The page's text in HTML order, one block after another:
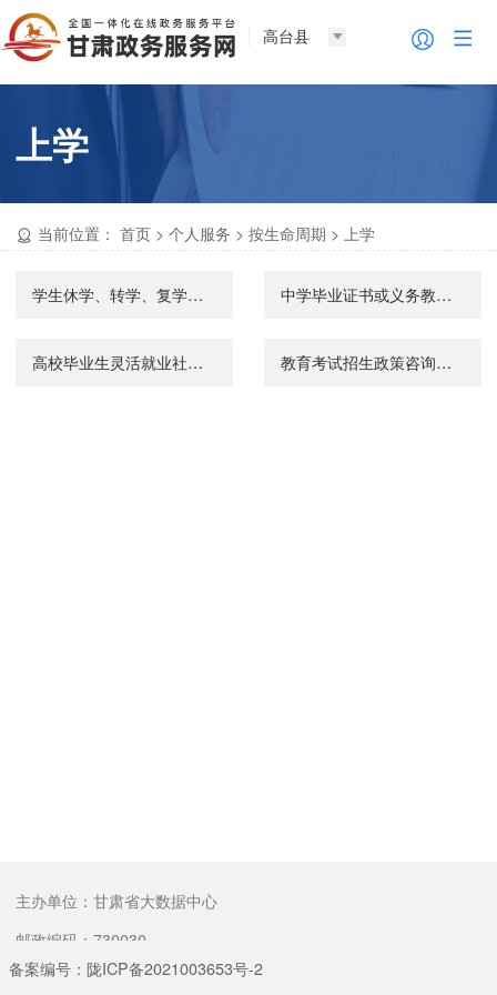
高台县
上学
当前位置： 首页 >个人服务 >按生命周期 > 上学
学生休学、转学、复学申请 中学毕业证书或义务教育完成证书遗失办理
高校毕业生灵活就业社会保险补贴申领 教育考试招生政策咨询服务
主办单位：甘肃省大数据中心
邮政编码：730030
备案编号：陇ICP备2021003653号-2